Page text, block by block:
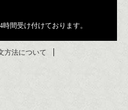
間受け付けております。
方法について